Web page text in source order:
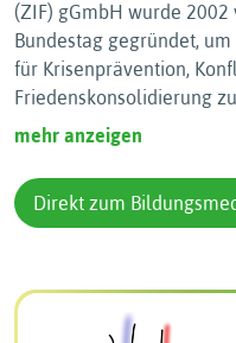
(ZIF) gGmbH wurde
Bundestag gegründet,
für Krisenprävention,
Friedenskonsolidierung
mehr anzeigen
Direkt zum